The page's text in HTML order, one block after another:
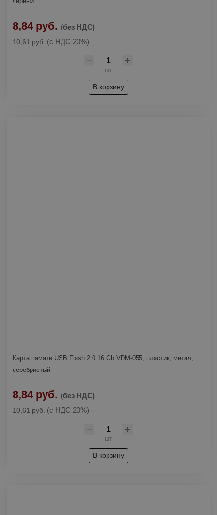
8,84 руб. (без НДС)
10,61 руб. (с НДС 20%)
шт
В корзину
Карта памяти USB Flash 2.0 16 Gb VDM-055, пластик, метал,
серебристый
8,84 руб. (без НДС)
10,61 руб. (с НДС 20%)
шт
В корзину